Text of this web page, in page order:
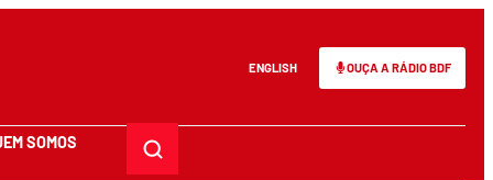
ENGLISH OUÇA A RÁDIO BDF
SOMOS